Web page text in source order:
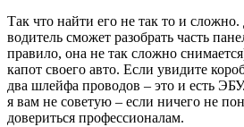
Так что найти его не так то и
водитель сможет разобрать часть
правило, она не так сложно
капот своего авто. Если увидите
два шлейфа проводов – это и есть
я вам не советую – если ничего не
довериться профессионалам.